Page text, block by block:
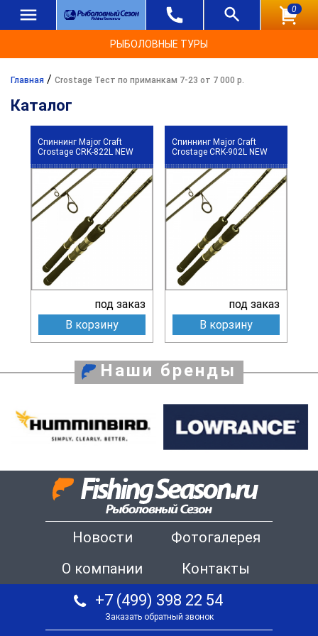
0
РЫБОЛОВНЫЕ ТУРЫ
Главная / Crostage Тест по приманкам 7-23 от 7 000 р.
Каталог
Спиннинг Major Craft
Crostage CRK-822L NEW
под заказ
В корзину
Спиннинг Major Craft
Crostage CRK-902L NEW
под заказ
В корзину
Наши бренды
Новости
Фотогалерея
О компании
Контакты
+7 (499) 398 22 54
Заказать обратный звонок